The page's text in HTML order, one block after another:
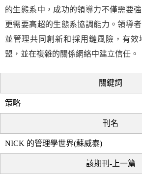
的生態系中，成功的領導力不僅需要
更需要高超的生態系協調能力。領導
並管理共同創新和採用鏈風險，有效
盟，並在複雜的關係網絡中建立信任。
關鍵詞
策略
刊名
NICK 的管理學世界(蘇威泰)
該期刊-上一篇